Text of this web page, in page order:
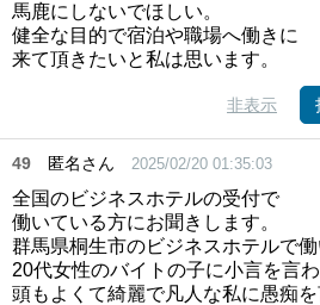
馬鹿にしないでほしい。
健全な目的で宿泊や職場へ働きに
来て頂きたいと私は思います。
非表示
49 匿名さん 2025/02/20 01:35:03
全国のビジネスホテルの受付で
働いている方にお聞きします。
群馬県桐生市のビジネスホテルで働
20代女性のバイトの子に小言を言わ
頭もよくて綺麗で凡人な私に愚痴を